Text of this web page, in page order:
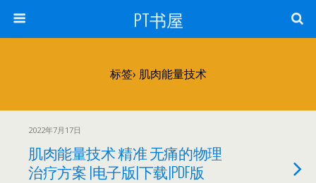
PT书屋
标签› 肌肉能量技术
2022年7月17日
肌肉能量技术 精准 无痛的物理
治疗方案 |电子版|下载|PDF版